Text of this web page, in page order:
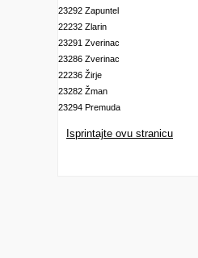
23292 Zapuntel
22232 Zlarin
23291 Zverinac
23286 Zverinac
22236 Žirje
23282 Žman
23294 Premuda
Isprintajte ovu stranicu